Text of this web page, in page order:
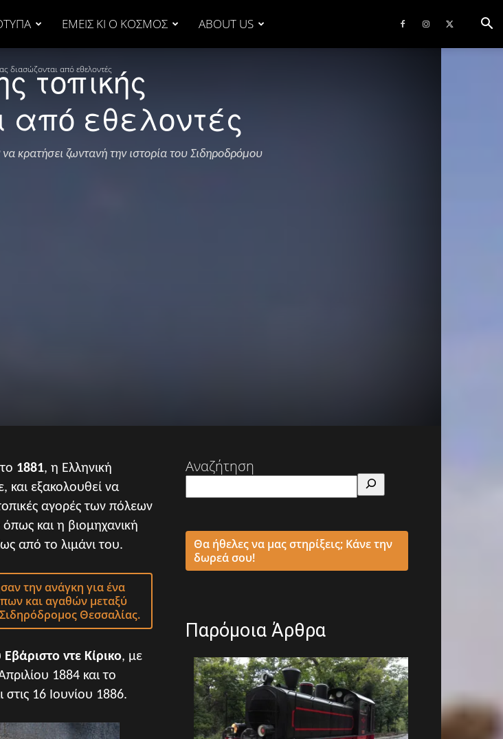
ΕΜΕΙΣ ΚΙ Ο ΚΟΣΜΟΣ ABOUT US
διασώζονται από εθελοντές
τοπικής
από εθελοντές
κρατήσει ζωντανή την ιστορία του Σιδηροδρόμου
1881, η Ελληνική
και εξακολουθεί να
αγορές των πόλεων
και η βιομηχανική
από το λιμάνι του.
την ανάγκη για ένα
και αγαθών μεταξύ
Θεσσαλίας.
Εβάριστο ντε Κίρικο, με
1884 και το
16 Ιουνίου 1886.
Αναζήτηση
Θα ήθελες να μας στηρίξεις; Κάνε την
δωρεά σου!
Παρόμοια Άρθρα